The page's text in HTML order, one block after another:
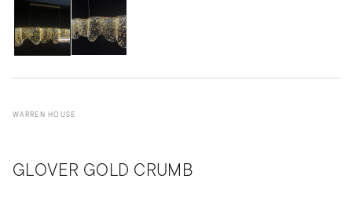
WARREN HOUSE
GLOVER GOLD CRUMB